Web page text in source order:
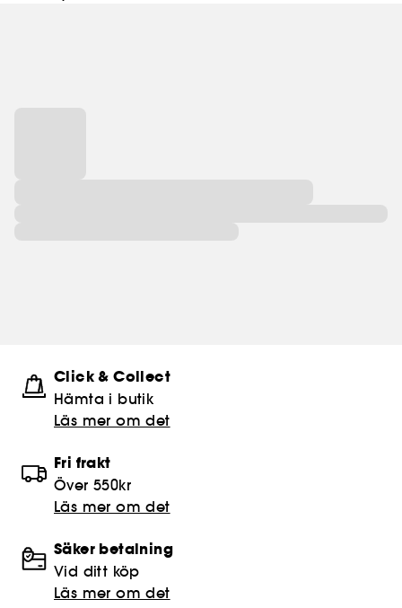
Click & Collect
Hämta i butik​
Läs mer om det
Fri frakt
Över 550kr
Läs mer om det
Säker betalning
Vid ditt köp
Läs mer om det